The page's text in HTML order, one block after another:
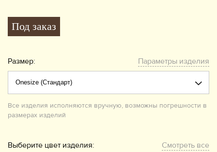
Под заказ
Размер: Параметры изделия
Все изделия исполняются вручную, возможны погрешности в
размерах изделий
Выберите цвет изделия: Смотреть все